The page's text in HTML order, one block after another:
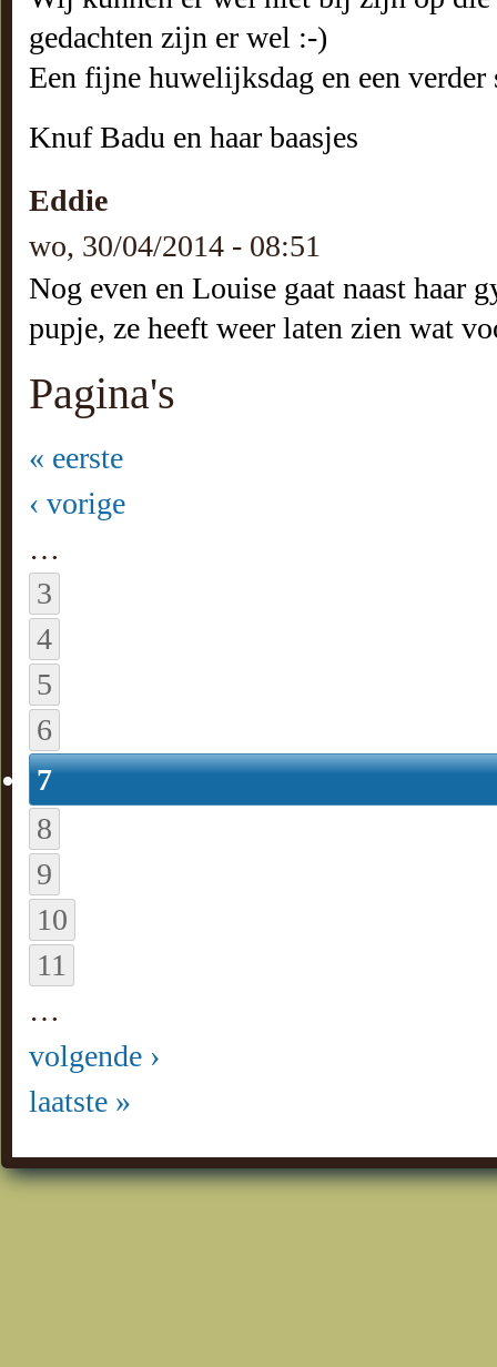
gedachten zijn er wel :-)
Een fijne huwelijksdag en een
Knuf Badu en haar baasjes
Eddie
wo, 30/04/2014 - 08:51
Nog even en Louise gaat naast haar
pupje, ze heeft weer laten zien wat
Pagina's
« eerste
‹ vorige
…
3
4
5
6
7
8
9
10
11
…
volgende ›
laatste »